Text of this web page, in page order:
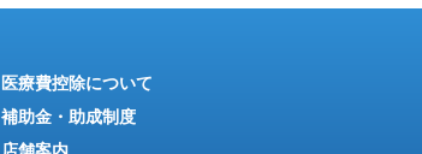
医療費控除について
補助金・助成制度